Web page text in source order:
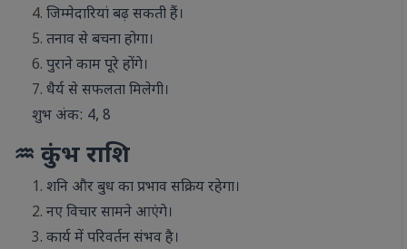
जिम्मेदारियां बढ़ सकती हैं।
तनाव से बचना होगा।
पुराने काम पूरे होंगे।
धैर्य से सफलता मिलेगी।
शुभ अंक: 4, 8
♒ कुंभ राशि
शनि और बुध का प्रभाव सक्रिय रहेगा।
नए विचार सामने आएंगे।
कार्य में परिवर्तन संभव है।